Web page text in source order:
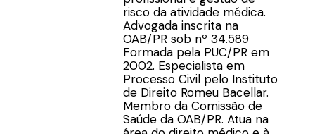
risco da atividade médica.
Advogada inscrita na
OAB/PR sob nº 34.589
Formada pela PUC/PR em
2002. Especialista em
Processo Civil pelo Instituto
de Direito Romeu Bacellar.
Membro da Comissão de
Saúde da OAB/PR. Atua na